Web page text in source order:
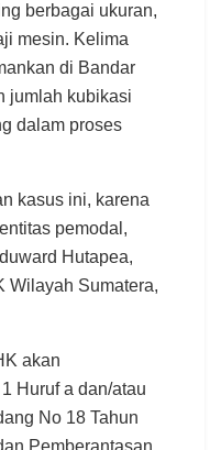
berbagai ukuran,
mesin. Kelima
di Bandar
jumlah kubikasi
dalam proses
kasus ini, karena
pemodal,
Hutapea,
Wilayah Sumatera,
akan
Huruf a dan/atau
No 18 Tahun